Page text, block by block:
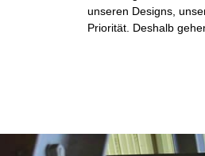
unseren Designs,
Priorität. Deshalb